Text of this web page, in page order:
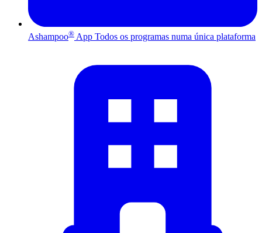
Ashampoo® App Todos os programas numa única plataforma